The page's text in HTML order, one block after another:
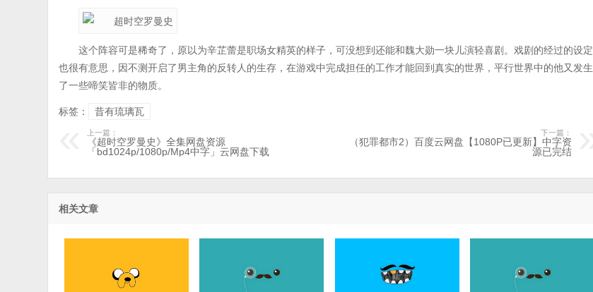
这个阵容可是稀奇了，原以为辛芷蕾是职场女精英的样子，可没想到还能和魏大勋一块儿演轻喜剧。戏剧的经过的设定
也很有意思，因不测开启了男主角的反转人的生存，在游戏中完成担任的工作才能回到真实的世界，平行世界中的他又发生
了一些啼笑皆非的物质。
标签：
昔有琉璃瓦
上一篇：
《超时空罗曼史》全集网盘资源
「bd1024p/1080p/Mp4中字」云网盘下载
下一篇：
（犯罪都市2）百度云网盘【1080P已更新】中字资
源已完结
相关文章